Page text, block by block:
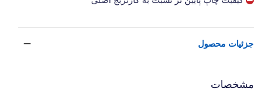
جزئیات محصول
مشخصات